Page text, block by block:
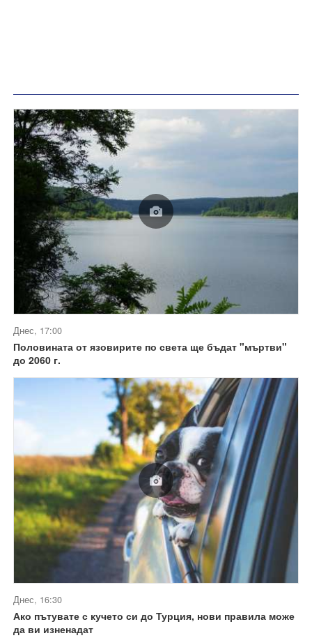
Днес, 17:00
Половината от язовирите по света ще бъдат "мъртви"
до 2060 г.
Днес, 16:30
Ако пътувате с кучето си до Турция, нови правила може
да ви изненадат